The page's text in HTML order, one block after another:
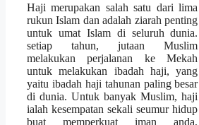
Haji merupakan salah satu dari lima
rukun Islam dan adalah ziarah penting
untuk umat Islam di seluruh dunia.
setiap tahun, jutaan Muslim
melakukan perjalanan ke Mekah
untuk melakukan ibadah haji, yang
yaitu ibadah haji tahunan paling besar
di dunia. Untuk banyak Muslim, haji
ialah kesempatan sekali seumur hidup
buat memperkuat iman anda,